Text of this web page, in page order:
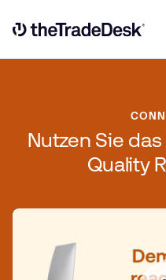
Link to The Trade Desk
Nutzen Sie
Quality